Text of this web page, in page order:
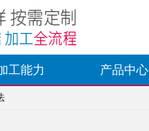
工能力 产品中心